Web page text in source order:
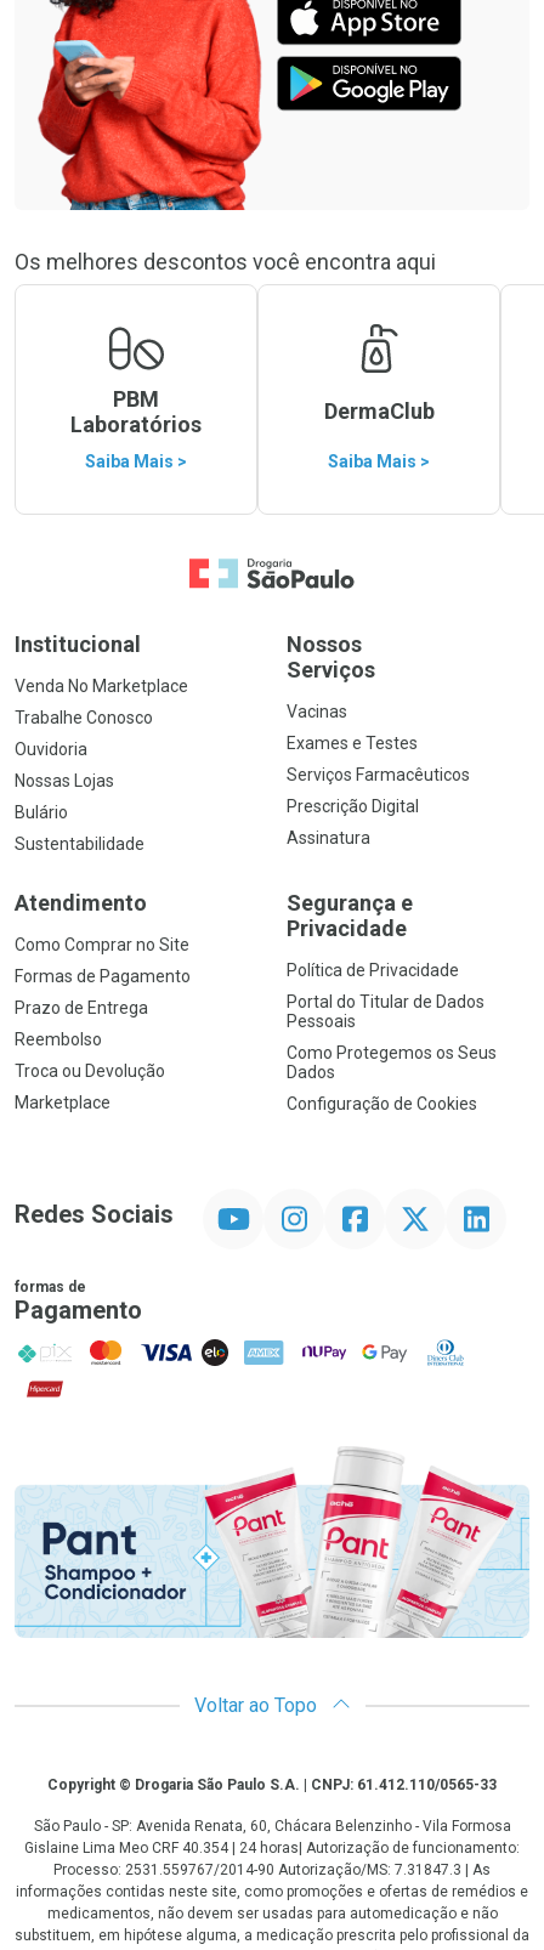
Os melhores descontos você encontra aqui
PBM
Laboratórios
Saiba Mais >
DermaClub
Saiba Mais >
Ir para a Home
Institucional
Venda No Marketplace
Trabalhe Conosco
Ouvidoria
Nossas Lojas
Bulário
Sustentabilidade
Nossos
Serviços
Vacinas
Exames e Testes
Serviços Farmacêuticos
Prescrição Digital
Assinatura
Atendimento
Como Comprar no Site
Formas de Pagamento
Prazo de Entrega
Reembolso
Troca ou Devolução
Marketplace
Segurança e
Privacidade
Política de Privacidade
Portal do Titular de Dados
Pessoais
Como Protegemos os Seus
Dados
Configuração de Cookies
Redes Sociais InstagramFacebookTwitter Linkedin
formas de
Pagamento
PIX MasterCard
VISA ELO AMEX NuPay Google PayDiners Club
Hipercard
Promoção em Destaque
Voltar ao Topo
CopyrightCopyright © Drogaria São Paulo S.A. | CNPJ: 61.412.110/0565-33
São Paulo - SP: Avenida Renata, 60, Chácara Belenzinho - Vila Formosa
Gislaine Lima Meo CRF 40.354 | 24 horas| Autorização de funcionamento:
Processo: 2531.559767/2014-90 Autorização/MS: 7.31847.3 | As
informações contidas neste site, como promoções e ofertas de remédios e
medicamentos, não devem ser usadas para automedicação e não
substituem, em hipótese alguma, a medicação prescrita pelo profissional da